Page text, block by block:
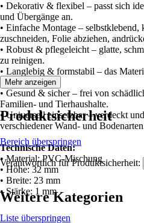
• Dekorativ & flexibel – passt sich
und Übergänge an.
• Einfache Montage –
zuschneiden, Folie abziehen,
• Robust & pflegeleicht – glatte,
zu reinigen.
• Langlebig & formstabil – das
stabil.
• Gesund & sicher – frei von
Familien- und Tierhaushalte.
• Universell einsetzbar – verdeckt
verschiedener Wand- und
Technische Daten:
• Material: PVC-Mischung
• Höhe: 32 mm
• Breite: 23 mm
• Stärke: 1 mm
Mehr anzeigen
Produktsicherheit
Bereich überspringen
Verantwortlich für Produktsicherheit:
Weitere Kategorien
Liste überspringen